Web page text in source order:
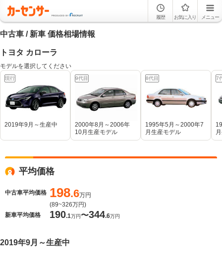
履歴 お気に入り メニュー
中古車 / 新車 価格相場情報
トヨタ カローラ
モデルを選択してください
現行
2019年9月～生産中
9代目
2000年8月～2006年
10月生産モデル
8代目
1995年5月～2000年7
月生産モデル
7
平均価格
中古車平均価格 198.6万円
(89~326万円)
新車平均価格
190.1万円 〜344.6万円
2019年9月～生産中